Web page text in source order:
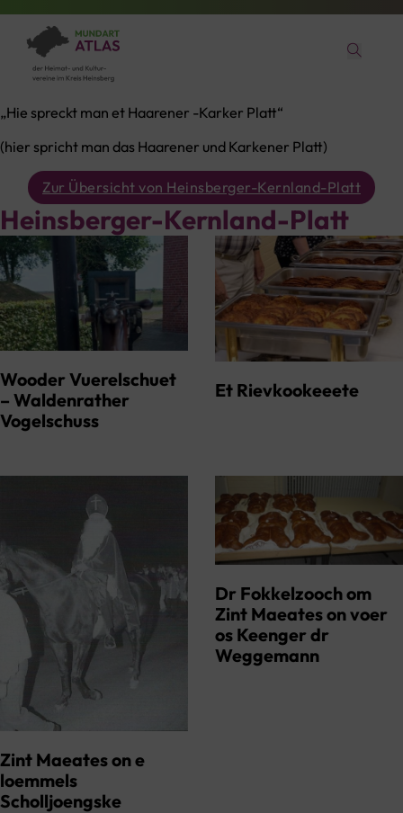
„Hie spreckt man et Haarener -Karker Platt“
(hier spricht man das Haarener und Karkener Platt)
Zur Übersicht von Heinsberger-Kernland-Platt
Heinsberger-Kernland-Platt
Wooder Vuerelschuet
– Waldenrather
Vogelschuss
Et Rievkookeeete
Zint Maeates on e
loemmels
Scholljoengske
Dr Fokkelzooch om
Zint Maeates on voer
os Keenger dr
Weggemann